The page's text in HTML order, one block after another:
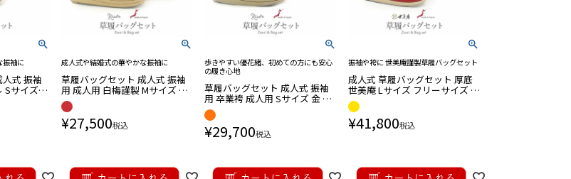
振袖に
式 振袖
Sサイズ M
ズ 花紋
ナメル 2
成人式や結婚式の華やかな振袖に
草履バッグセット 成人式 振袖
用 成人用 白梅謹製 Mサイズ オ
レンジ 紫 金 梅 華紋 正絹帯地 2
枚芯 日本製
¥27,500税込
歩きやすい優花緒、初めての方にも安心
の履き心地
草履バッグセット 成人式 振袖
用 卒業袴 成人用 Sサイズ 金 オ
レンジ 朱赤 華紋 正絹袋帯地 2
枚芯 優花緒 小さい 日本製
¥29,700税込
振袖や袴に 世美庵謹製草履バッグセット
成人式 草履バッグセット 厚底
世美庵 Lサイズ フリーサイズ 黄
色 赤 緑 金 万寿菊 日本製
¥41,800税込